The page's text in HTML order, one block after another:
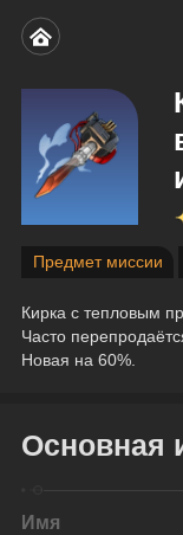
Предмет миссии
Кирка с тепловым
Часто
Новая на 60%.
Основная
Имя